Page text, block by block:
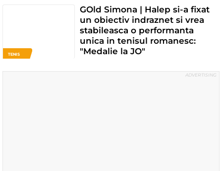
TENIS
GOld Simona | Halep si-a fixat
un obiectiv indraznet si vrea
stabileasca o performanta
unica in tenisul romanesc:
"Medalie la JO"